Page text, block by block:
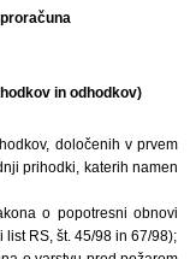
in odhodkov)
določenih v prvem
prihodki, katerih namen
o popotresni obnovi
RS, št. 45/98 in 67/98);